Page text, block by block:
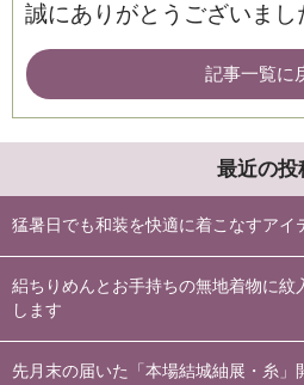
誠にありがとうございまし
記事一覧に
最近の投
猛暑日でも和装を快適に着こなすアイ
絽ちりめんとお手持ちの無地着物に紋
します
先月末の届いた「本場結城紬展・糸」